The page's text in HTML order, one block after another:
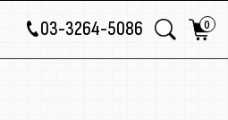
03-3264-5086 0